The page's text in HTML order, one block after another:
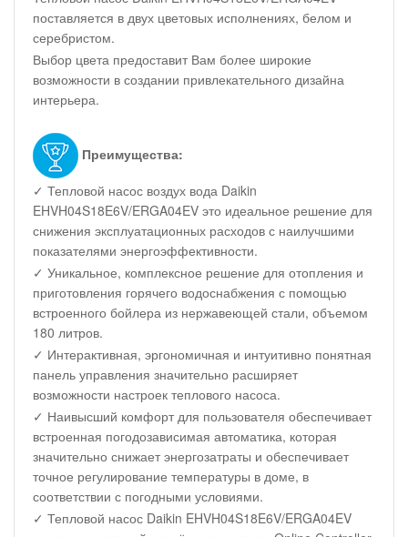
поставляется в двух цветовых исполнениях, белом и
серебристом.
Выбор цвета предоставит Вам более широкие
возможности в создании привлекательного дизайна
интерьера.
Преимущества:
✓ Тепловой насос воздух вода Daikin
EHVH04S18E6V/ERGA04EV это идеальное решение для
снижения эксплуатационных расходов с наилучшими
показателями энергоэффективности.
✓ Уникальное, комплексное решение для отопления и
приготовления горячего водоснабжения с помощью
встроенного бойлера из нержавеющей стали, объемом
180 литров.
✓ Интерактивная, эргономичная и интуитивно понятная
панель управления значительно расширяет
возможности настроек теплового насоса.
✓ Наивысший комфорт для пользователя обеспечивает
встроенная погодозависимая автоматика, которая
значительно снижает энергозатраты и обеспечивает
точное регулирование температуры в доме, в
соответствии с погодными условиями.
✓ Тепловой насос Daikin EHVH04S18E6V/ERGA04EV